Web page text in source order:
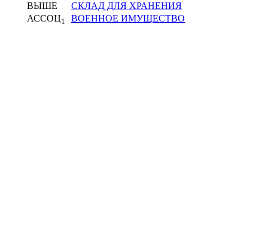
ВЫШЕ
СКЛАД ДЛЯ ХРАНЕНИЯ
АССОЦ1 ВОЕННОЕ ИМУЩЕСТВО